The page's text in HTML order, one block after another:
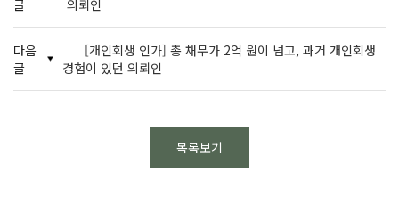
글
의뢰인
다음
글
[개인회생 인가] 총 채무가 2억 원이 넘고, 과거 개인회생
경험이 있던 의뢰인
목록보기